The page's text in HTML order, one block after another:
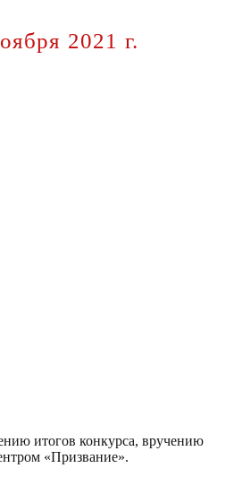
2021 г.
итогов конкурса, вручению
«Призвание».